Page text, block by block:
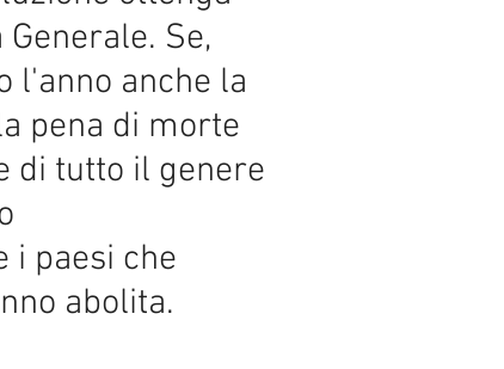
Se,
l'anno anche la
pena di morte
di tutto il genere
i paesi che
abolita.